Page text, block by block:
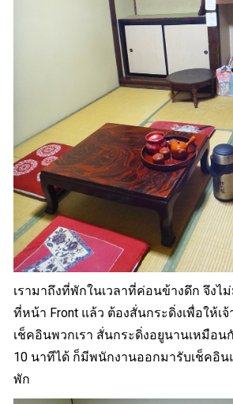
เรามาถึงที่พักในเวลาที่ค่อนข้างดึก จึงไ
ที่หน้า Front แล้ว ต้องสั่นกระดิ่งเพื่อให้เ
เช็คอินพวกเรา สั่นกระดิ่งอยูนานเหมือ
10 นาทีได้ ก็มีพนักงานออกมารับเช็คอิน
พัก